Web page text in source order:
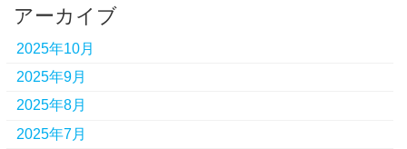
アーカイブ
2025年10月
2025年9月
2025年8月
2025年7月